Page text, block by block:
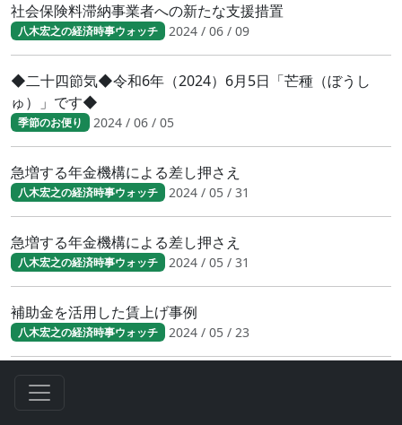
社会保険料滞納事業者への新たな支援措置
八木宏之の経済時事ウォッチ 2024 / 06 / 09
◆二十四節気◆令和6年（2024）6月5日「芒種（ぼうし
ゅ）」です◆
季節のお便り 2024 / 06 / 05
急増する年金機構による差し押さえ
八木宏之の経済時事ウォッチ 2024 / 05 / 31
急増する年金機構による差し押さえ
八木宏之の経済時事ウォッチ 2024 / 05 / 31
補助金を活用した賃上げ事例
八木宏之の経済時事ウォッチ 2024 / 05 / 23
◆二十四節気◆令和6年（2024）5月20日「小満（しょう
まん）」です。◆